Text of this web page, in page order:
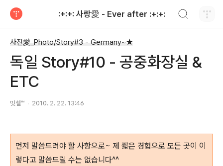
:+:+: 사랑愛 - Ever after :+:+:
사진愛_Photo/Story#3 - Germany~★
독일 Story#10 - 공중화장실 &
ETC
밋첼™ 2010. 2. 22. 13:46
먼저 말씀드려야 할 사항으로~ 제 짧은 경험으로 모든 곳이 이
렇다고 말씀드릴 수는 없습니다^^